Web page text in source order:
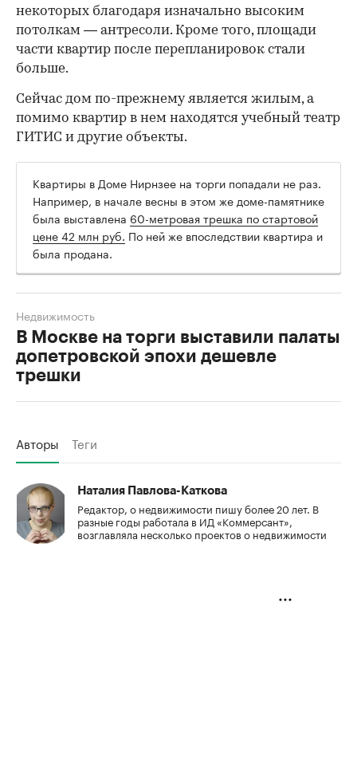
некоторых благодаря изначально высоким
потолкам — антресоли. Кроме того, площади
части квартир после перепланировок стали
больше.
Сейчас дом по-прежнему является жилым, а
помимо квартир в нем находятся учебный театр
ГИТИС и другие объекты.
Квартиры в Доме Нирнзее на торги попадали не раз.
Например, в начале весны в этом же доме-памятнике
была выставлена 60-метровая трешка по стартовой
цене 42 млн руб. По ней же впоследствии квартира и
была продана.
В Москве на торги выставили палаты
допетровской эпохи дешевле
трешки
Недвижимость
Авторы Теги
Наталия Павлова-Каткова
Редактор, о недвижимости пишу более 20 лет. В
разные годы работала в ИД «Коммерсант»,
возглавляла несколько проектов о недвижимости